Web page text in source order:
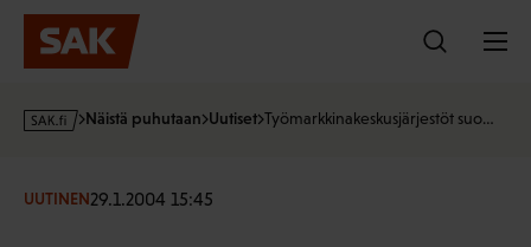
Hyppää
sisältöön
s
·
Näistä puhutaan Uutiset Työmarkkinakeskusjärjestöt suo…
UUTINEN29.1.2004 15:45